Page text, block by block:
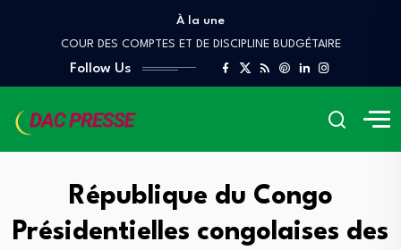
À la une
Lettre ouverte A Mr Pierre Mabiala, Ministre…
COUR DES COMPTES ET DE DISCIPLINE BUDGÉTAIRE
Denis Sassou Nguesso, le Scorpion, et les…
Quand le Congo brûle, le Prince danse
À QUAND UN AUDIT INDÉPENDANT DES GRANDS…
Denis Sassou Nguesso, le Scorpion, et les…
Quand le Congo brûle, le Prince danse
À QUAND UN AUDIT INDÉPENDANT DES GRANDS…
Follow Us
République du Congo
Présidentielles congolaises des